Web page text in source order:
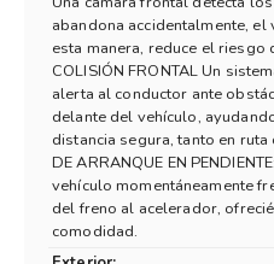
abandona accidentalmente,
esta manera, reduce el riesgo
COLISIÓN FRONTAL Un
alerta al conductor ante
delante del vehículo,
distancia segura, tanto en ruta
DE ARRANQUE EN
vehículo momentáneamente
del freno al acelerador,
comodidad.